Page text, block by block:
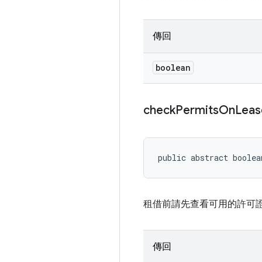
傳回
boolean
checkPermitsOn
public abstract
租借前請先查看可用的許可證
傳回